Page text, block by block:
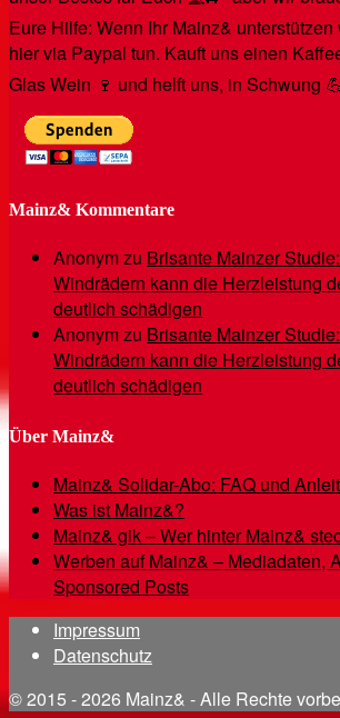
Eure Hilfe: Wenn Ihr Mainz&
hier via Paypal tun. Kauft uns einen
Glas Wein 🍷 und helft uns, in Schwung
Mainz& Kommentare
Anonymzu Brisante Mainzer
Windrädern kann die Herzleistung
deutlich schädigen
Anonymzu Brisante Mainzer
Windrädern kann die Herzleistung
deutlich schädigen
Über Mainz&
Mainz& Solidar-Abo: FAQ und
Was ist Mainz&?
Mainz& gik – Wer hinter Mainz&
Werben auf Mainz& – Mediadaten,
Sponsored Posts
Impressum
Datenschutz
© 2015 - 2026 Mainz& - Alle Rechte